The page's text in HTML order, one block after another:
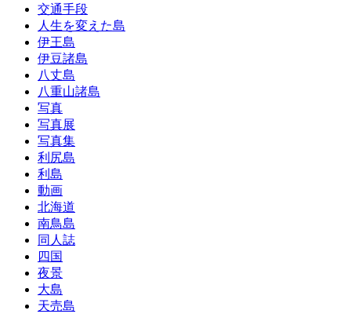
交通手段
人生を変えた島
伊王島
伊豆諸島
八丈島
八重山諸島
写真
写真展
写真集
利尻島
利島
動画
北海道
南鳥島
同人誌
四国
夜景
大島
天売島